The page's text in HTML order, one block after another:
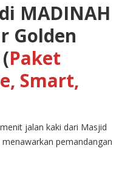
MADINAH
Golden
Paket
Smart,
jalan kaki dari Masjid
pemandangan